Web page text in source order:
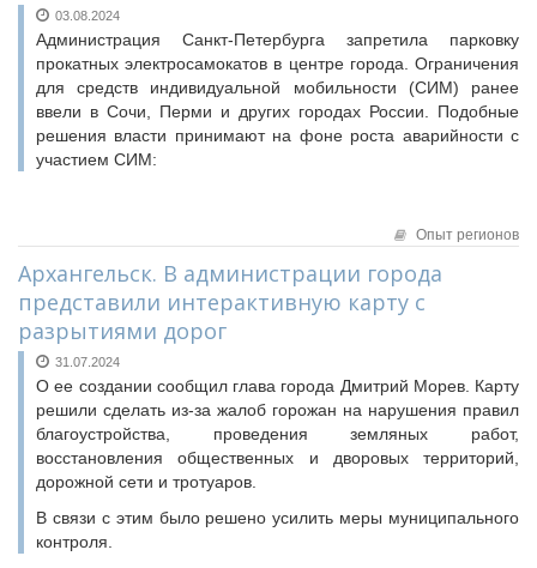
03.08.2024
Администрация Санкт-Петербурга запретила парковку
прокатных электросамокатов в центре города. Ограничения
для средств индивидуальной мобильности (СИМ) ранее
ввели в Сочи, Перми и других городах России. Подобные
решения власти принимают на фоне роста аварийности с
участием СИМ:
Опыт регионов
Архангельск. В администрации города
представили интерактивную карту с
разрытиями дорог
31.07.2024
О ее создании сообщил глава города Дмитрий Морев. Карту
решили сделать из-за жалоб горожан на нарушения правил
благоустройства, проведения земляных работ,
восстановления общественных и дворовых территорий,
дорожной сети и тротуаров.
В связи с этим было решено усилить меры муниципального
контроля.